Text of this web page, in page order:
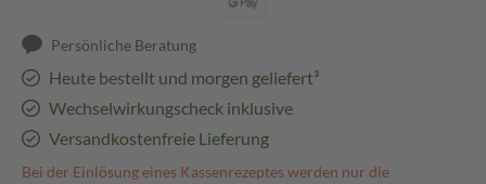
Persönliche Beratung
Heute bestellt und morgen geliefert³
Wechselwirkungscheck inklusive
Versandkostenfreie Lieferung
Bei der Einlösung eines Kassenrezeptes werden nur die